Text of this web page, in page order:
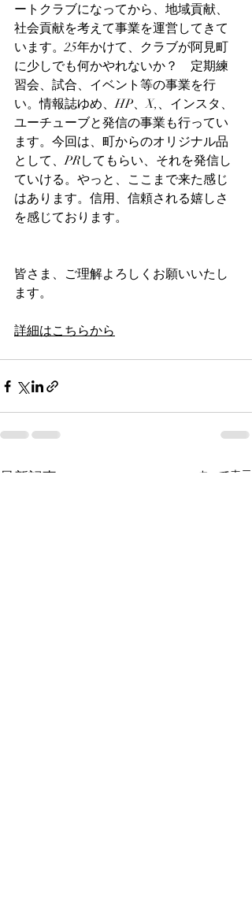
ートクラブになってから、地域貢献、
社会貢献を考えて事業を運営してきて
います。25年かけて、クラブが阿見町
に少しでも何かやれないか？　定期練
習会、試合、イベント等の事業を行
い。情報誌ゆめ、HP、X,、インスタ、
ユーチューブと発信の事業も行ってい
ます。今回は、町からのオリジナル品
として、PRしてもらい、それを発信し
ていける。やっと、ここまで来た感じ
はあります。信用、信頼される嬉しさ
を感じております。
皆さま、ご理解よろしくお願いいたし
ます。
詳細はこちらから
最新記事 すべて表示